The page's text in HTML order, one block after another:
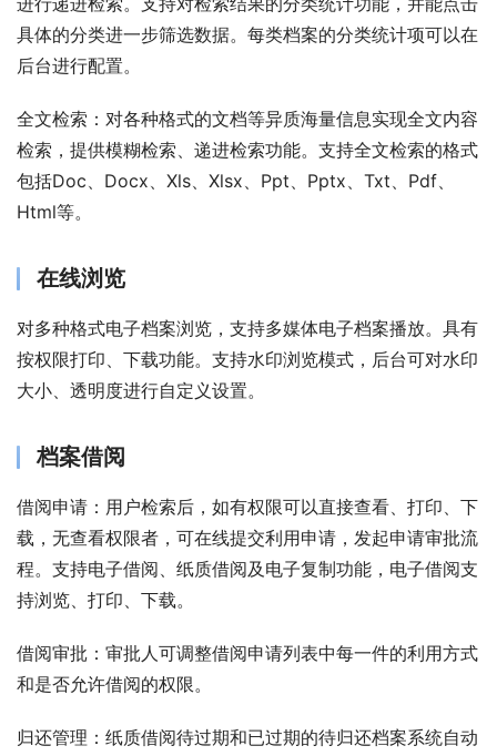
具体的分类进一步筛选数据。每类档案的分类统计项可以在
后台进行配置。
全文检索：对各种格式的文档等异质海量信息实现全文内容
检索，提供模糊检索、递进检索功能。支持全文检索的格式
包括Doc、Docx、Xls、Xlsx、Ppt、Pptx、Txt、Pdf、
Html等。
在线浏览
对多种格式电子档案浏览，支持多媒体电子档案播放。具有
按权限打印、下载功能。支持水印浏览模式，后台可对水印
大小、透明度进行自定义设置。
档案借阅
借阅申请：用户检索后，如有权限可以直接查看、打印、下
载，无查看权限者，可在线提交利用申请，发起申请审批流
程。支持电子借阅、纸质借阅及电子复制功能，电子借阅支
持浏览、打印、下载。
借阅审批：审批人可调整借阅申请列表中每一件的利用方式
和是否允许借阅的权限。
归还管理：纸质借阅待过期和已过期的待归还档案系统自动